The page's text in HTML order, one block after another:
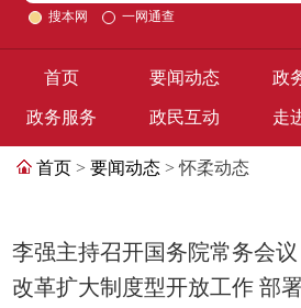
搜本网 一网通查
首页 要闻动态 政
政务服务 政民互动 走
首页 > 要闻动态 > 怀柔动态
李强主持召开国务院常务会
改革扩大制度型开放工作 部